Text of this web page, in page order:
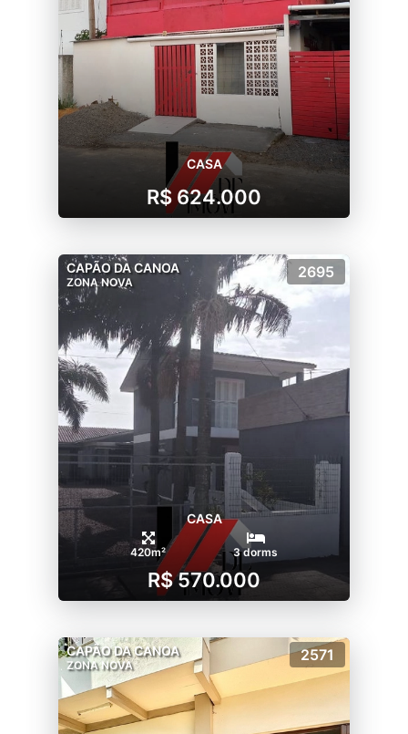
CASA
R$ 624.000
CAPÃO DA CANOA
ZONA NOVA
2695
CASA
420m² 3 dorms
R$ 570.000
CAPÃO DA CANOA
ZONA NOVA
2571